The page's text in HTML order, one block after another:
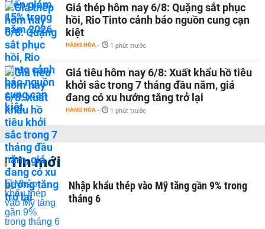
Giá thép hôm nay 6/8: Quặng sắt phục
hồi, Rio Tinto cảnh báo nguồn cung cạn
kiệt
HÀNG HÓA - 1 phút trước
Giá tiêu hôm nay 6/8: Xuất khẩu hồ tiêu
khởi sắc trong 7 tháng đầu năm, giá
đang có xu hướng tăng trở lại
HÀNG HÓA - 1 phút trước
Tin mới
Nhập khẩu thép vào Mỹ tăng gần 9% trong
tháng 6